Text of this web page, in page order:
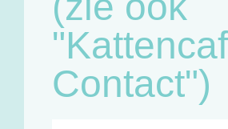
Contact")